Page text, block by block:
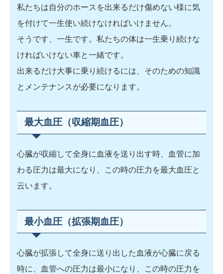
私たちは自分のホースを出来るだけ傷めない様に気
を付けて一生使い続けなければいけません。
そうです、一生です。私たちの体は一生乗り続けな
ければいけない車と一緒です。
出来るだけ大事に乗り続けるには、そのための知識
とメンテナンスが必要になります。
最大血圧（収縮期血圧）
心臓が収縮して全身に血液を送り出す時、血管に加
わる圧力は最大になり、この時の圧力を最大血圧と
云います。
最小血圧（拡張期血圧）
心臓が拡張して全身に送り出した血液が心臓に戻る
時に、血管への圧力は最小になり、この時の圧力を